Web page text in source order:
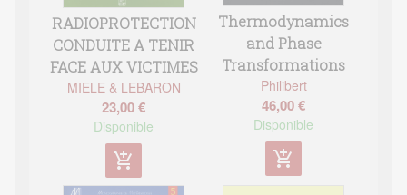
RADIOPROTECTION
CONDUITE A TENIR
FACE AUX VICTIMES
MIELE & LEBARON
23,00 €
Disponible
add_shopping_cart
Thermodynamics
and Phase
Transformations
Philibert
46,00 €
Disponible
add_shopping_cart